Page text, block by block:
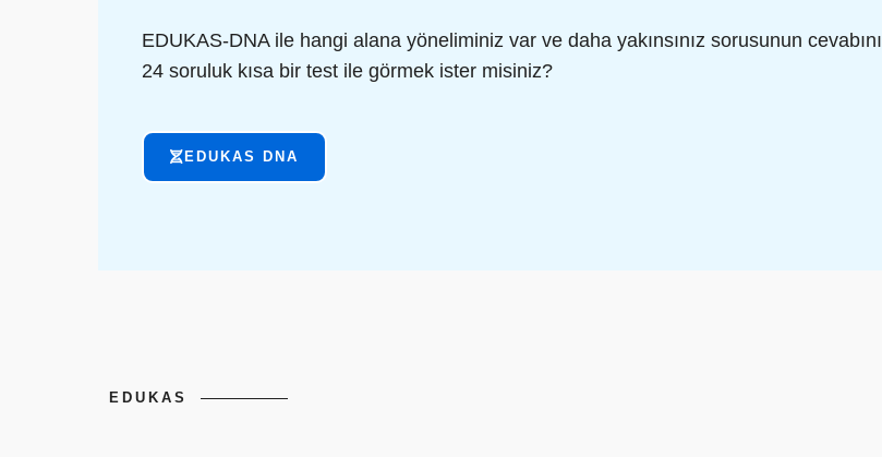
EDUKAS-DNA ile hangi alana yöneliminiz var ve daha yakınsınız sorusunun cevabını
24 soruluk kısa bir test ile görmek ister misiniz?
EDUKAS DNA
EDUKAS